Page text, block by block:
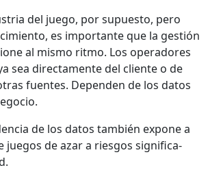
del juego, por supuesto, pero
es impor­tante que la gestión
al mis­mo rit­mo. Los oper­adores
sea direc­ta­mente del cliente o de
fuentes. Depen­den de los datos
de los datos tam­bién expone a
jue­gos de azar a ries­gos sig­ni­fica­